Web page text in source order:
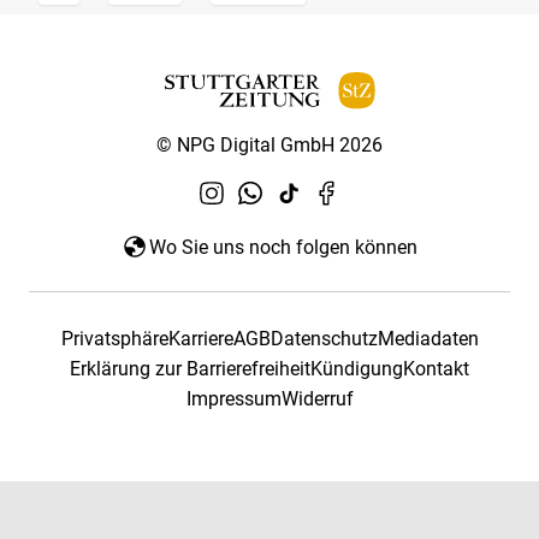
© NPG Digital GmbH 2026
Wo Sie uns noch folgen können
PrivatsphäreKarriereAGBDatenschutzMediadaten
Erklärung zur BarrierefreiheitKündigungKontakt
ImpressumWiderruf